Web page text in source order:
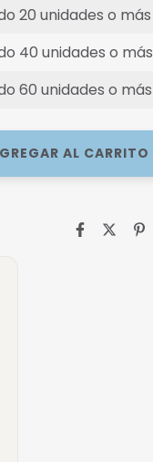
20 unidades o más
40 unidades o más
60 unidades o más